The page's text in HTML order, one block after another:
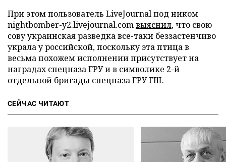
При этом пользователь LiveJournal под ником
nightbomber-y2.livejournal.comвыяснил, что свою
сову украинская разведка все-таки беззастенчиво
украла у российской, поскольку эта птица в
весьма похожем исполнении присутствует на
наградах спецназа ГРУ и в символике 2-й
отдельной бригады спецназа ГРУ ГШ.
СЕЙЧАС ЧИТАЮТ